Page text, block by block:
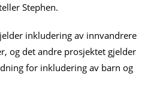
Stephen.
inkludering av innvandrere
og det andre prosjektet gjelder
for inkludering av barn og